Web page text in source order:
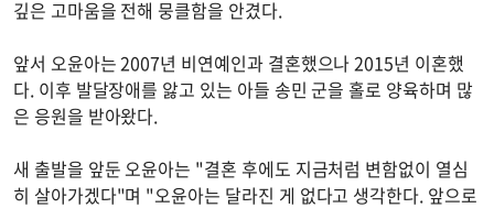
깊은 고마움을 전해 뭉클함을 안겼다.
앞서 오윤아는 2007년 비연예인과 결혼했으나 2015년 이혼했
다. 이후 발달장애를 앓고 있는 아들 송민 군을 홀로 양육하며 많
은 응원을 받아왔다.
새 출발을 앞둔 오윤아는 "결혼 후에도 지금처럼 변함없이 열심
히 살아가겠다"며 "오윤아는 달라진 게 없다고 생각한다. 앞으로